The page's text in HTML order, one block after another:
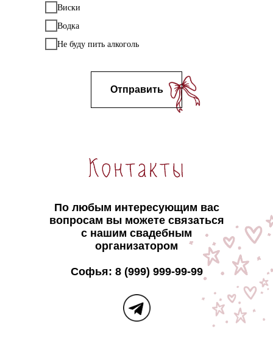
Виски
Водка
Не буду пить алкоголь
Отправить
По любым интересующим вас
вопросам вы можете связаться
с нашим свадебным
организатором
Софья: 8 (999) 999-99-99